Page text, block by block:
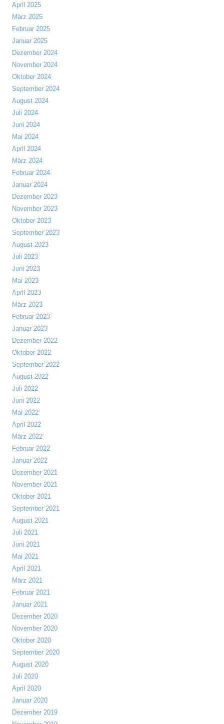
April 2025
März 2025
Februar 2025
Januar 2025
Dezember 2024
November 2024
Oktober 2024
September 2024
August 2024
Juli 2024
Juni 2024
Mai 2024
April 2024
März 2024
Februar 2024
Januar 2024
Dezember 2023
November 2023
Oktober 2023
September 2023
August 2023
Juli 2023
Juni 2023
Mai 2023
April 2023
März 2023
Februar 2023
Januar 2023
Dezember 2022
Oktober 2022
September 2022
August 2022
Juli 2022
Juni 2022
Mai 2022
April 2022
März 2022
Februar 2022
Januar 2022
Dezember 2021
November 2021
Oktober 2021
September 2021
August 2021
Juli 2021
Juni 2021
Mai 2021
April 2021
März 2021
Februar 2021
Januar 2021
Dezember 2020
November 2020
Oktober 2020
September 2020
August 2020
Juli 2020
April 2020
Januar 2020
Dezember 2019